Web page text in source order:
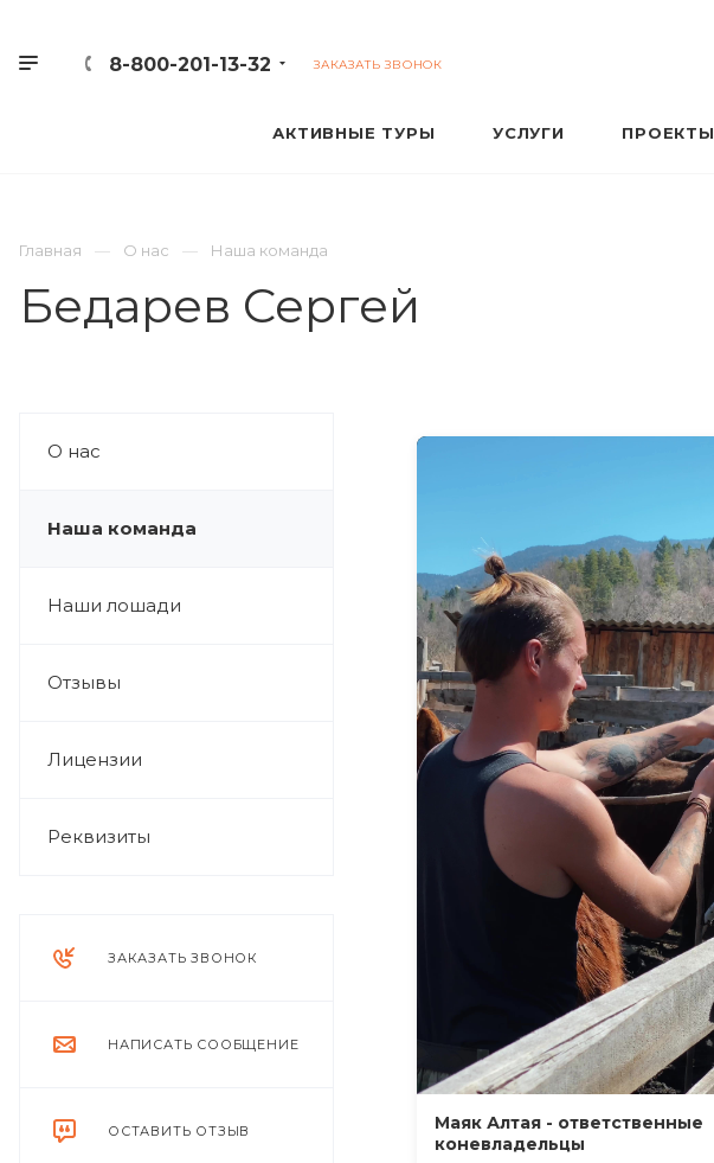
8-800-201-13-32 ЗАКАЗАТЬ ЗВОНОК
АКТИВНЫЕ ТУРЫ УСЛУГИ ПРОЕКТЫ
Главная О нас Наша команда
Бедарев Сергей
О нас
Наша команда
Наши лошади
Отзывы
Лицензии
Реквизиты
ЗАКАЗАТЬ ЗВОНОК
НАПИСАТЬ СООБЩЕНИЕ
ОСТАВИТЬ ОТЗЫВ
Маяк Алтая - ответственные
коневладельцы